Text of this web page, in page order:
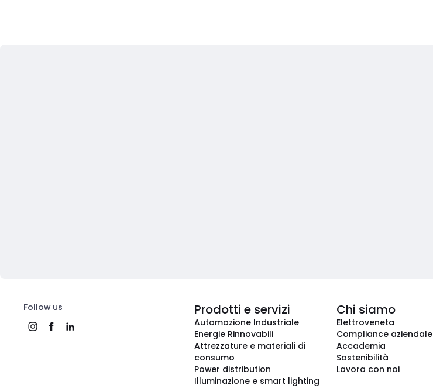
Follow us Prodotti e servizi
Automazione Industriale
Energie Rinnovabili
Attrezzature e materiali di
consumo
Power distribution
Illuminazione e smart lighting
Chi siamo
Elettroveneta
Compliance aziendale
Accademia
Sostenibilità
Lavora con noi